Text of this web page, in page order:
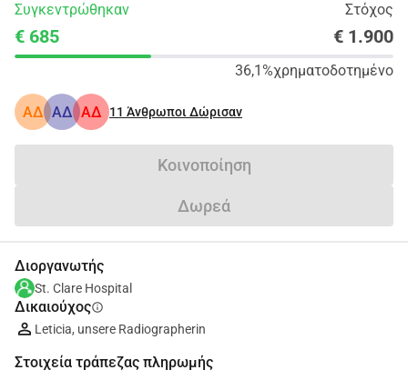
Συγκεντρώθηκαν Στόχος
€ 685 € 1.900
36,1%χρηματοδοτημένο
ΑΔ ΑΔ ΑΔ 11 Άνθρωποι Δώρισαν
Κοινοποίηση
Δωρεά
Διοργανωτής
St. Clare Hospital
Δικαιούχοςinfo
Leticia, unsere Radiographerin
Στοιχεία τράπεζας πληρωμής